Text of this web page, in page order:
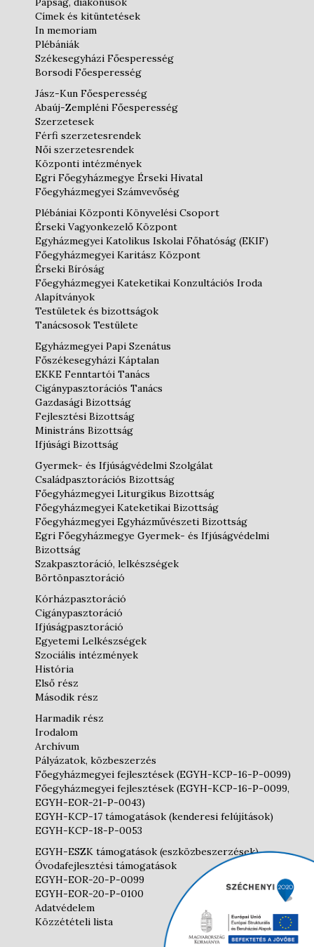
Címek és kitüntetések
In memoriam
Plébániák
Székesegyházi Főesperesség
Borsodi Főesperesség
Jász-Kun Főesperesség
Abaúj-Zempléni Főesperesség
Szerzetesek
Férfi szerzetesrendek
Női szerzetesrendek
Központi intézmények
Egri Főegyházmegye Érseki Hivatal
Főegyházmegyei Számvevőség
Plébániai Központi Könyvelési Csoport
Érseki Vagyonkezelő Központ
Egyházmegyei Katolikus Iskolai Főhatóság (EKIF)
Főegyházmegyei Karitász Központ
Érseki Bíróság
Főegyházmegyei Kateketikai Konzultációs Iroda
Alapítványok
Testületek és bizottságok
Tanácsosok Testülete
Egyházmegyei Papi Szenátus
Főszékesegyházi Káptalan
EKKE Fenntartói Tanács
Cigánypasztorációs Tanács
Gazdasági Bizottság
Fejlesztési Bizottság
Ministráns Bizottság
Ifjúsági Bizottság
Gyermek- és Ifjúságvédelmi Szolgálat
Családpasztorációs Bizottság
Főegyházmegyei Liturgikus Bizottság
Főegyházmegyei Kateketikai Bizottság
Főegyházmegyei Egyházművészeti Bizottság
Egri Főegyházmegye Gyermek- és Ifjúságvédelmi
Bizottság
Szakpasztoráció, lelkészségek
Börtönpasztoráció
Kórházpasztoráció
Cigánypasztoráció
Ifjúságpasztoráció
Egyetemi Lelkészségek
Szociális intézmények
História
Első rész
Második rész
Harmadik rész
Irodalom
Archívum
Pályázatok, közbeszerzés
Főegyházmegyei fejlesztések (EGYH-KCP-16-P-0099)
Főegyházmegyei fejlesztések (EGYH-KCP-16-P-0099,
EGYH-EOR-21-P-0043)
EGYH-KCP-17 támogatások (kenderesi felújítások)
EGYH-KCP-18-P-0053
EGYH-ESZK támogatások (eszközbeszerzések)
Óvodafejlesztési támogatások
EGYH-EOR-20-P-0099
EGYH-EOR-20-P-0100
Adatvédelem
Közzétételi lista